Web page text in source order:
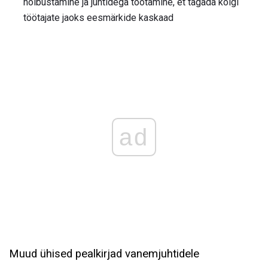
töötajate jaoks eesmärkide kaskaad
ad
Muud ühised pealkirjad vanemjuhtidele